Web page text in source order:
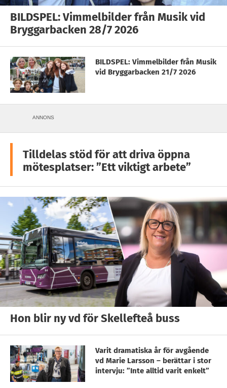
BILDSPEL: Vimmelbilder från Musik vid
Bryggarbacken 28/7 2026
BILDSPEL: Vimmelbilder från Musik
vid Bryggarbacken 21/7 2026
ANNONS
Tilldelas stöd för att driva öppna
mötesplatser: ”Ett viktigt arbete”
Hon blir ny vd för Skellefteå buss
Varit dramatiska år för avgående
vd Marie Larsson – berättar i stor
intervju: ”Inte alltid varit enkelt”